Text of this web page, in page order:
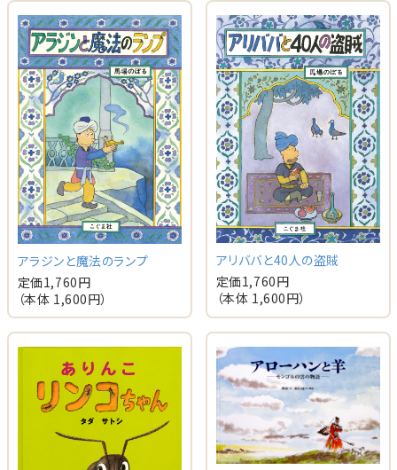
アラジンと魔法のランプ
定価1,760円
（本体 1,600円）
アリババと40人の盗賊
定価1,760円
（本体 1,600円）